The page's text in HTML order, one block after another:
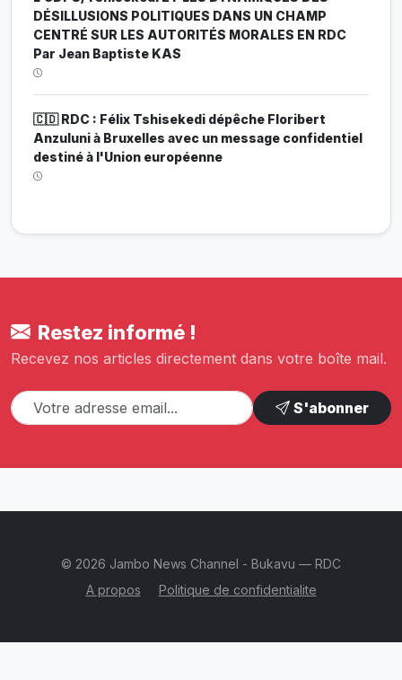
DÉSILLUSIONS POLITIQUES DANS UN CHAMP
CENTRÉ SUR LES AUTORITÉS MORALES EN RDC
Par Jean Baptiste KAS
🇨🇩 RDC : Félix Tshisekedi dépêche Floribert
Anzuluni à Bruxelles avec un message confidentiel
destiné à l'Union européenne
Restez informé !
Recevez nos articles directement dans votre boîte mail.
S'abonner
© 2026 Jambo News Channel - Bukavu — RDC
A propos
Politique de confidentialite